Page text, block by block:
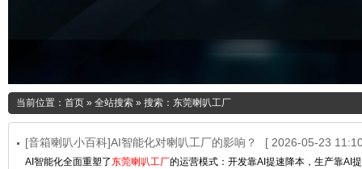
当前位置： 首页 » 全站搜索 » 搜索：东莞喇叭工厂
[音箱喇叭小百科]AI智能化对喇叭工厂的影响？ [ 2026-05-23
AI智能化全面重塑了东莞喇叭工厂的运营模式：开发靠AI提速降本，生产靠AI